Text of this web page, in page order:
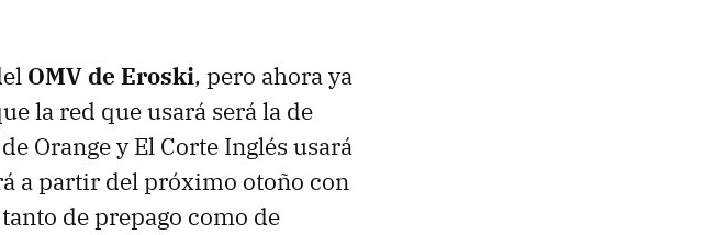
OMV de Eroski, pero ahora ya
la red que usará será la de
Orange y El Corte Inglés usará
a partir del próximo otoño con
de prepago como de